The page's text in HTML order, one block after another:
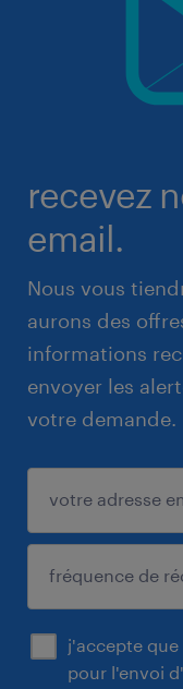
recevez
email.
Nous vous
aurons des
informations
envoyer les
votre demande.
j'accepte
pour l'envoi